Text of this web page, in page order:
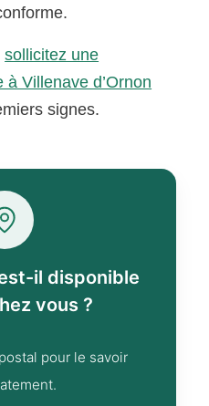
sollicitez une
Villenave d’Ornon
signes.
il disponible
vous ?
pour le savoir